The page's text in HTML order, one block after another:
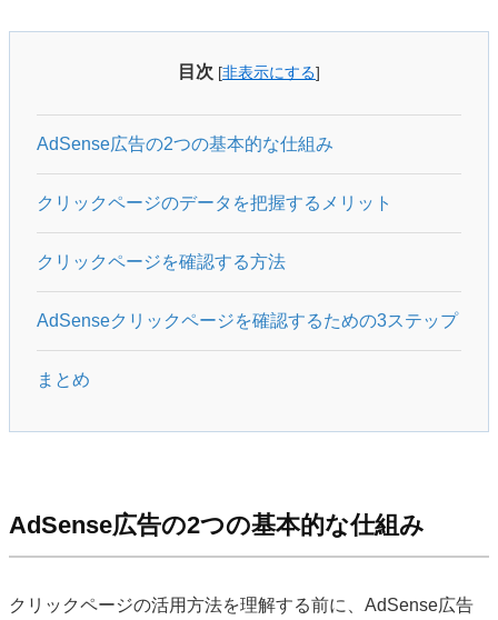
目次 [非表示にする]
AdSense広告の2つの基本的な仕組み
クリックページのデータを把握するメリット
クリックページを確認する方法
AdSenseクリックページを確認するための3ステップ
まとめ
AdSense広告の2つの基本的な仕組み
クリックページの活用方法を理解する前に、AdSense広告